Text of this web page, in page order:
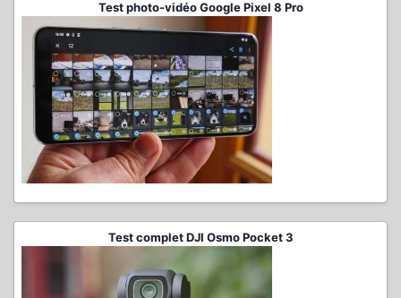
Test photo-vidéo Google Pixel 8 Pro
Test complet DJI Osmo Pocket 3